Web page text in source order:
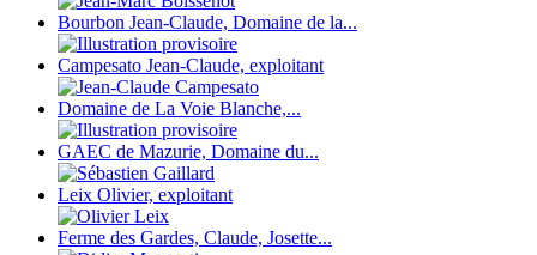
Bourbon Jean-Claude, Domaine de la...
Campesato Jean-Claude, exploitant
Domaine de La Voie Blanche,...
GAEC de Mazurie, Domaine du...
Leix Olivier, exploitant
Ferme des Gardes, Claude, Josette...